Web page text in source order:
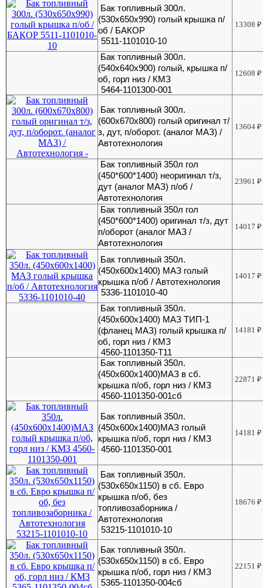
Бак топливный 300л.
(530х650х990) голый крышка п/
об / БАКОР
5511-1101010-10
13308₽
Бак топливный 300л.
(540х640х900) голый, крышка п/
об, горл низ / КМЗ
5464-1101300-001
12608₽
Бак топливный 300л.
(600х670х800) голый оригинал т/
з, дут, п/оборот. (аналог МАЗ) /
Автотехнология
13604₽
Бак топливный 350л гол
(450*600*1400) неоригинал т/з,
дут (аналог МАЗ) п/об /
Автотехнология
23961₽
Бак топливный 350л гол
(450*600*1400) оригинал т/з, дут
п/оборот (аналог МАЗ /
Автотехнология
14017₽
Бак топливный 350л.
(450х600х1400) МАЗ голый
крышка п/об / Автотехнология
5336-1101010-40
14017₽
Бак топливный 350л.
(450х600х1400) МАЗ ТИП-1
(фланец МАЗ) голый крышка п/
об, горл низ / КМЗ
4560-1101350-Т11
14181₽
Бак топливный 350л.
(450х600х1400)МАЗ в сб.
крышка п/об, горл низ / КМЗ
4560-1101350-001сб
22871₽
Бак топливный 350л.
(450х600х1400)МАЗ голый
крышка п/об, горл низ / КМЗ
4560-1101350-001
14181₽
Бак топливный 350л.
(530х650х1150) в сб. Евро
крышка п/об, без
топливозаборника /
Автотехнология
53215-1101010-10
18676₽
Бак топливный 350л.
(530х650х1150) в сб. Евро
крышка п/об, горл низ / КМЗ
5365-1101350-004сб
22151₽